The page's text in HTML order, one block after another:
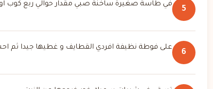
5
في طاسة صغيرة ساخنة صبي مقدار حوالي ربع كوب
6
على فوطة نظيفة افردي القطايف و غطيها جيدا ثم